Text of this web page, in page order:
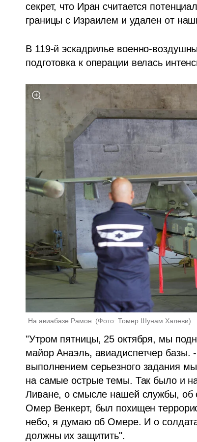
секрет, что Иран считается
границы с Израилем и удален от
В 119-й эскадрилье военно-
подготовка к операции велась
На авиабазе Рамон (Фото: Томер Шунам Халеви)
"Утром пятницы, 25 октября, мы
майор Анаэль, авиадиспетчер
выполнением серьезного задания
на самые острые темы. Так было и
Ливане, о смысле нашей службы, об
Омер Венкерт, был похищен
небо, я думаю об Омере. И о
должны их защитить".